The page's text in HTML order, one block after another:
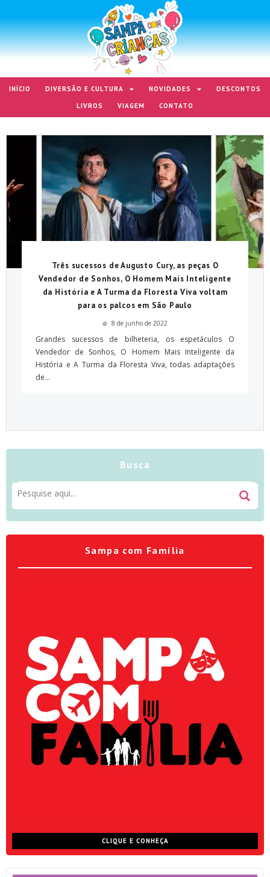
INÍCIO DIVERSÃO E CULTURA NOVIDADES
DESCONTOS
LIVROS
VIAGEM CONTATO
Três sucessos de Augusto Cury, as peças O
Vendedor de Sonhos, O Homem Mais Inteligente
da História e A Turma da Floresta Viva voltam
para os palcos em São Paulo
8 de junho de 2022
Grandes sucessos de bilheteria, os espetáculos O
Vendedor de Sonhos, O Homem Mais Inteligente da
História e A Turma da Floresta Viva, todas adaptações
de...
Busca
Sampa com Família
CLIQUE E CONHEÇA